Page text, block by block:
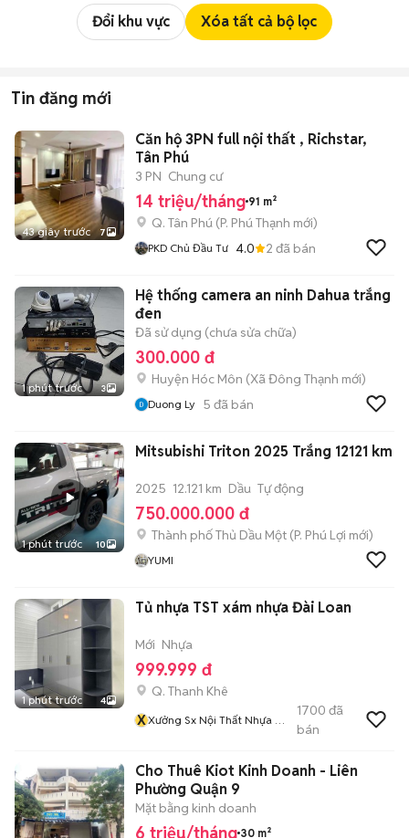
Đổi khu vực Xóa tất cả bộ lọc
Tin đăng mới
43 giây trước 7
Căn hộ 3PN full nội thất , Richstar,
Tân Phú
3 PN Chung cư
14 triệu/tháng 91 m²
Q. Tân Phú (P. Phú Thạnh mới)
PKD Chủ Đầu Tư 4.0 2 đã bán
1 phút trước 3
Hệ thống camera an ninh Dahua trắng
đen
Đã sử dụng (chưa sửa chữa)
300.000 đ
Huyện Hóc Môn (Xã Đông Thạnh mới)
Duong Ly 5 đã bán
1 phút trước 10
Mitsubishi Triton 2025 Trắng 12121 km
2025 12.121 km Dầu Tự động
750.000.000 đ
Thành phố Thủ Dầu Một (P. Phú Lợi mới)
YUMI
1 phút trước 4
Tủ nhựa TST xám nhựa Đài Loan
Mới Nhựa
999.999 đ
Q. Thanh Khê
XXưởng Sx Nội Thất Nhựa ĐL
1700 đã
bán
Cho Thuê Kiot Kinh Doanh - Liên
Phường Quận 9
Mặt bằng kinh doanh
6 triệu/tháng 30 m²